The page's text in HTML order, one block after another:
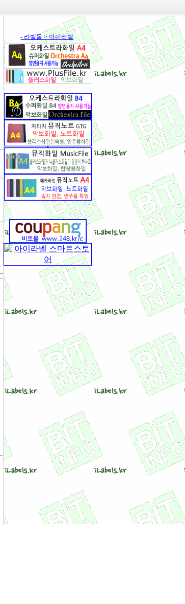
- 라벨몰 > 아이라벨